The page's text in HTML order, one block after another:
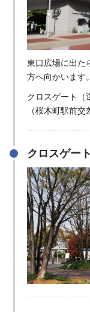
東口広場に出た
方へ向かいます。
クロスゲート（
（桜木町駅前交
クロスゲー